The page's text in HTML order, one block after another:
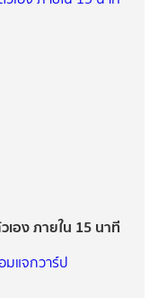
อง ภายใน 15 นาที